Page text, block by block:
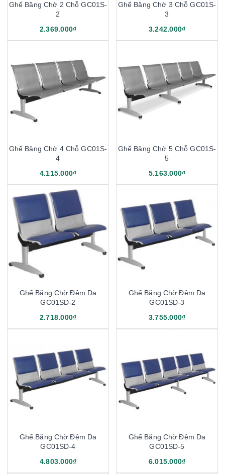
Ghế Băng Chờ 2 Chỗ GC01S-
2
2.369.000₫
Ghế Băng Chờ 3 Chỗ GC01S-
3
3.242.000₫
Ghế Băng Chờ 4 Chỗ GC01S-
4
4.115.000₫
Ghế Băng Chờ 5 Chỗ GC01S-
5
5.163.000₫
Ghế Băng Chờ Đệm Da
GC01SD-2
2.718.000₫
Ghế Băng Chờ Đệm Da
GC01SD-3
3.755.000₫
Ghế Băng Chờ Đệm Da
GC01SD-4
4.803.000₫
Ghế Băng Chờ Đệm Da
GC01SD-5
6.015.000₫